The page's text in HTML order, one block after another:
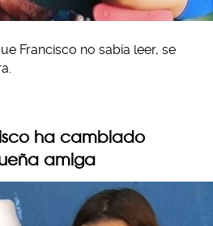
Francisco no sabía leer, se
ha cambiado
amiga